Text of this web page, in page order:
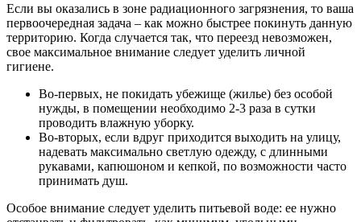
Если вы оказались в зоне радиационного загрязнения, то ваша
первоочередная задача – как можно быстрее покинуть данную
территорию. Когда случается так, что переезд невозможен,
свое максимальное внимание следует уделить личной
гигиене.
Во-первых, не покидать убежище (жилье) без особой
нужды, в помещении необходимо 2-3 раза в сутки
проводить влажную уборку.
Во-вторых, если вдруг приходится выходить на улицу,
надевать максимально светлую одежду, с длинными
рукавами, капюшоном и кепкой, по возможности часто
принимать душ.
Особое внимание следует уделить питьевой воде: ее нужно